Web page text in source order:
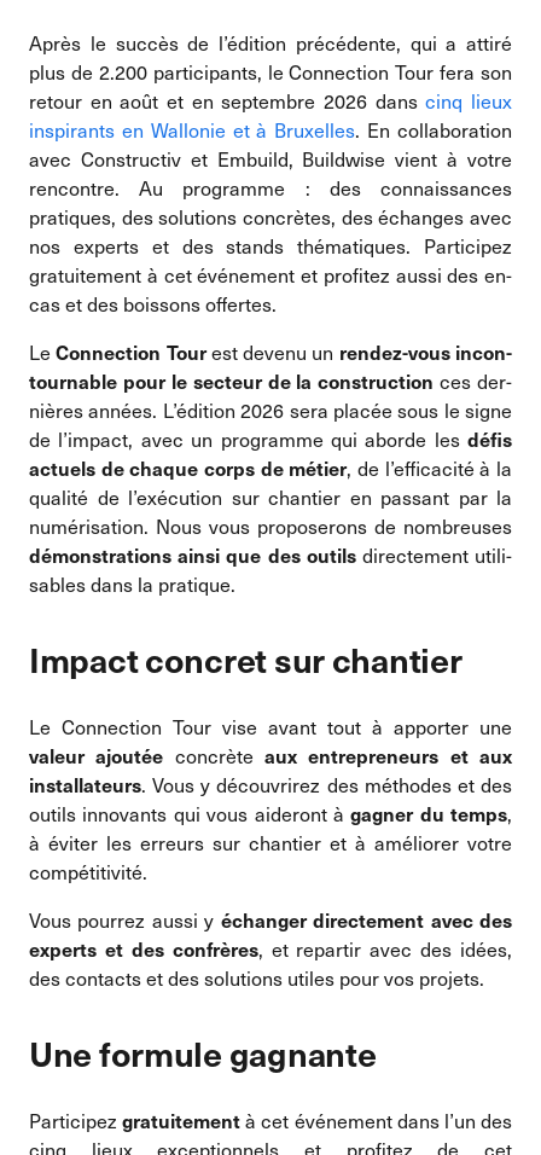
Après le succès de l’édition précédente, qui a attiré
plus de 2.200 participants, le Connection Tour fera son
retour en août et en septembre 2026 danscinq lieux
inspirants en Wallonie et à Bruxelles. En collaboration
avec Constructiv et Embuild, Buildwise vient à votre
rencontre. Au programme : des connaissances
pratiques, des solutions concrètes, des échanges avec
nos experts et des stands thématiques. Participez
gratuitement à cet événement et profitez aussi des en-
cas et des boissons offertes.
LeConnection Tourest devenu un rendez-vous incon­
tournable pour le secteur de la construction ces der­
nières années. L’édition 2026 sera placée sous le signe
de l’impact, avec un programme qui aborde les défis
actuels de chaque corps de métier, de l’efficacité à la
qualité de l’exécution sur chantier en passant par la
numérisation. Nous vous proposerons de nombreuses
démonstrations ainsi que des outilsdirectement utili­
sables dans la pratique.
Impact concret sur chantier
Le Connection Tour vise avant tout à apporter une
valeur ajoutée concrèteaux entrepreneurs et aux
installateurs. Vous y découvrirez des méthodes et des
outils innovants qui vous aideront àgagner du temps,
à éviter les erreurs sur chantier et à améliorer votre
compétitivité.
Vous pourrez aussi y échanger directement avec des
experts et des confrères, et repartir avec des idées,
des contacts et des solutions utiles pour vos projets.
Une formule gagnante
Participezgratuitementà cet événement dans l’un des
cinq lieux exceptionnels et profitez de cet